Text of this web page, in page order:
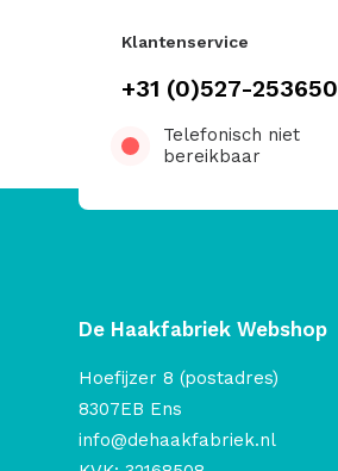
Klantenservice
+31 (0)527-253650
Telefonisch niet
bereikbaar
De Haakfabriek Webshop
Hoefijzer 8 (postadres)
8307EB Ens
info@dehaakfabriek.nl